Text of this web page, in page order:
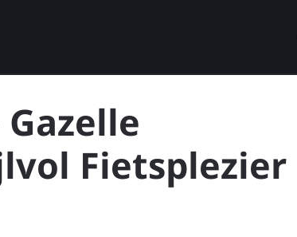
Fietsplezier